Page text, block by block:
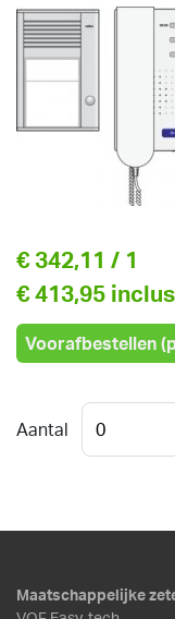
€ 342,11 / 1
€ 413,95
Voorafbestellen
Aantal
Maatschappelijke